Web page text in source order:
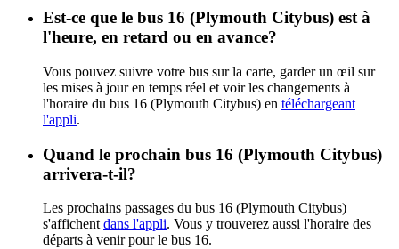
Est-ce que le bus 16 (Plymouth Citybus) est à
l'heure, en retard ou en avance?
Vous pouvez suivre votre bus sur la carte, garder un œil sur
les mises à jour en temps réel et voir les changements à
l'horaire du bus 16 (Plymouth Citybus) en téléchargeant
l'appli.
Quand le prochain bus 16 (Plymouth Citybus)
arrivera-t-il?
Les prochains passages du bus 16 (Plymouth Citybus)
s'affichent dans l'appli. Vous y trouverez aussi l'horaire des
départs à venir pour le bus 16.